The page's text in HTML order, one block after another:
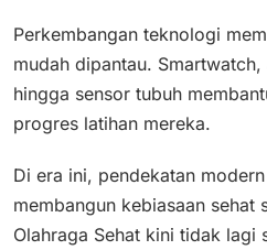
Perkembangan teknologi
mudah dipantau.
hingga sensor tubuh
progres latihan mereka.
Di era ini, pendekatan
membangun kebiasaan sehat
Olahraga Sehat kini tidak lagi